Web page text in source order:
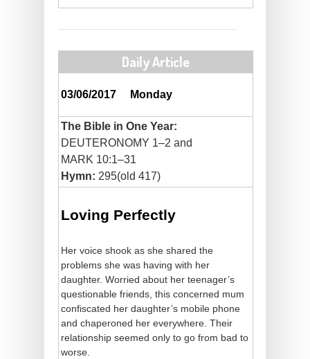
Daily Article
03/06/2017Monday
The Bible in One Year:
DEUTERONOMY 1–2 and
MARK 10:1–31
Hymn: 295(old 417)
Loving Perfectly
Her voice shook as she shared the
problems she was having with her
daughter. Worried about her teenager’s
questionable friends, this concerned mum
confiscated her daughter’s mobile phone
and chaperoned her everywhere. Their
relationship seemed only to go from bad to
worse.